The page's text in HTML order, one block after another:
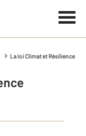
La loi Climat et Résilience